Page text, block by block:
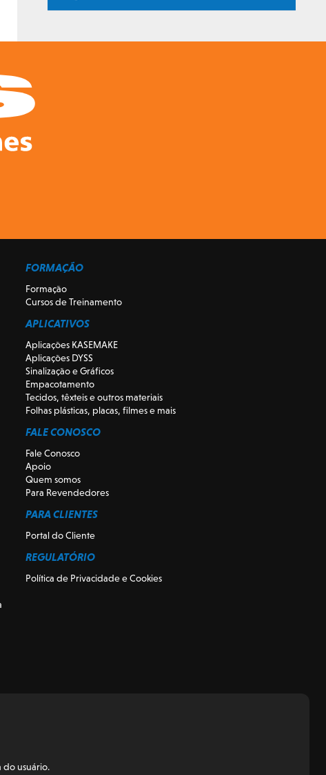
FORMAÇÃO
Formação
Cursos de Treinamento
APLICATIVOS
Aplicações KASEMAKE
Aplicações DYSS
Sinalização e Gráficos
Empacotamento
Tecidos, têxteis e outros materiais
Folhas plásticas, placas, filmes e mais
FALE CONOSCO
Fale Conosco
Apoio
Quem somos
Para Revendedores
PARA CLIENTES
Portal do Cliente
REGULATÓRIO
Política de Privacidade e Cookies
do usuário.